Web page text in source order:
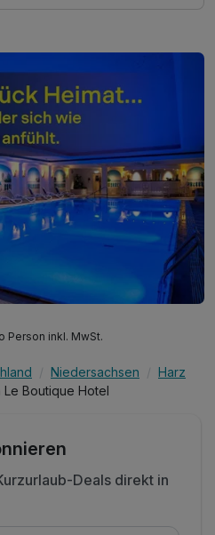
Person inkl. MwSt.
Niedersachsen
Harz
Le Boutique Hotel
Deals direkt in